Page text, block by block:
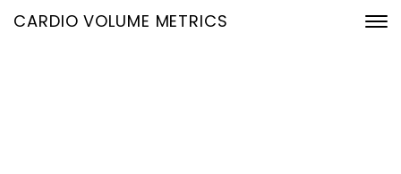
CARDIO VOLUME METRICS